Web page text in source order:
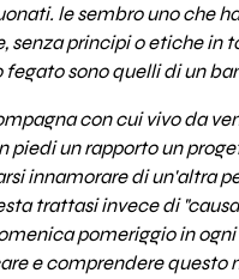
le sembro uno che
senza principi o etiche in
fegato sono quelli di un
con cui vivo da
piedi un rapporto un
innamorare di un'altra
trattasi invece di
pomeriggio in
e comprendere questo